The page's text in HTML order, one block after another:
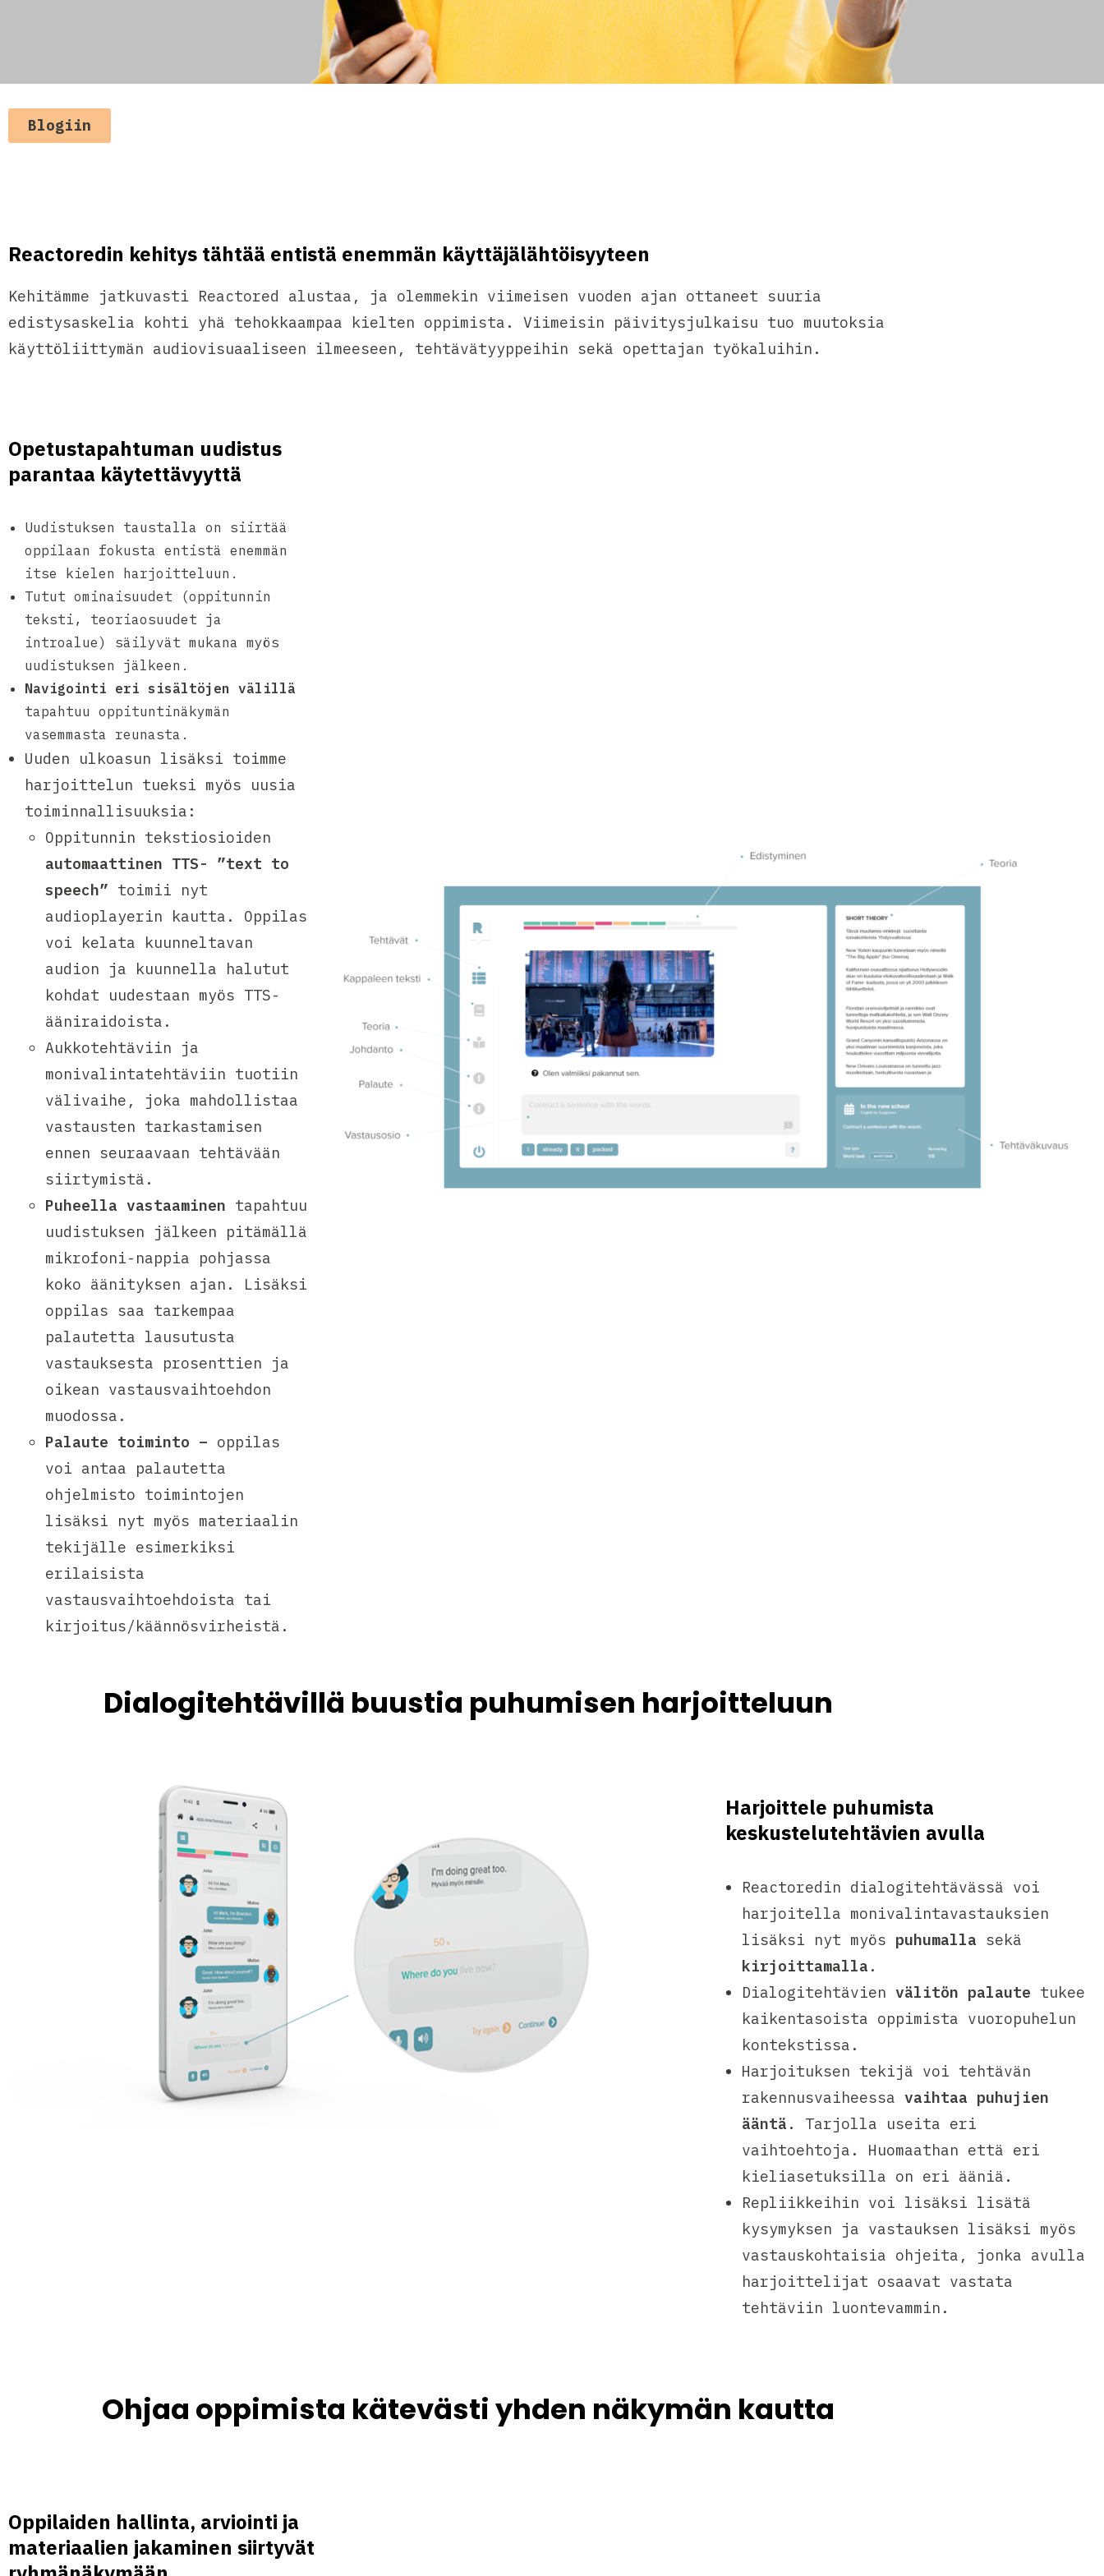
Blogiin
Reactoredin kehitys tähtää entistä enemmän käyttäjälähtöisyyteen
Kehitämme jatkuvasti Reactored alustaa, ja olemmekin viimeisen vuoden ajan ottaneet suuria
edistysaskelia kohti yhä tehokkaampaa kielten oppimista. Viimeisin päivitysjulkaisu tuo muutoksia
käyttöliittymän audiovisuaaliseen ilmeeseen, tehtävätyyppeihin sekä opettajan työkaluihin.
Opetustapahtuman uudistus
parantaa käytettävyyttä
Uudistuksen taustalla on siirtää
oppilaan fokusta entistä enemmän
itse kielen harjoitteluun.
Tutut ominaisuudet (oppitunnin
teksti, teoriaosuudet ja
introalue) säilyvät mukana myös
uudistuksen jälkeen.
Navigointi eri sisältöjen välillä
tapahtuu oppituntinäkymän
vasemmasta reunasta.
Uuden ulkoasun lisäksi toimme
harjoittelun tueksi myös uusia
toiminnallisuuksia:
Oppitunnin tekstiosioiden
automaattinen TTS- ”text to
speech” toimii nyt
audioplayerin kautta. Oppilas
voi kelata kuunneltavan
audion ja kuunnella halutut
kohdat uudestaan myös TTS-
ääniraidoista.
Aukkotehtäviin ja
monivalintatehtäviin tuotiin
välivaihe, joka mahdollistaa
vastausten tarkastamisen
ennen seuraavaan tehtävään
siirtymistä.
Puheella vastaaminen tapahtuu
uudistuksen jälkeen pitämällä
mikrofoni-nappia pohjassa
koko äänityksen ajan. Lisäksi
oppilas saa tarkempaa
palautetta lausutusta
vastauksesta prosenttien ja
oikean vastausvaihtoehdon
muodossa.
Palaute toiminto – oppilas
voi antaa palautetta
ohjelmisto toimintojen
lisäksi nyt myös materiaalin
tekijälle esimerkiksi
erilaisista
vastausvaihtoehdoista tai
kirjoitus/käännösvirheistä.
Dialogitehtävillä buustia puhumisen harjoitteluun
Harjoittele puhumista
keskustelutehtävien avulla
Reactoredin dialogitehtävässä voi
harjoitella monivalintavastauksien
lisäksi nyt myös puhumalla sekä
kirjoittamalla .
Dialogitehtävienvälitön palaute tukee
kaikentasoista oppimista vuoropuhelun
kontekstissa.
Harjoituksen tekijä voi tehtävän
rakennusvaiheessavaihtaa puhujien
ääntä . Tarjolla useita eri
vaihtoehtoja. Huomaathan että eri
kieliasetuksilla on eri ääniä.
Repliikkeihin voi lisäksi lisätä
kysymyksen ja vastauksen lisäksi myös
vastauskohtaisia ohjeita, jonka avulla
harjoittelijat osaavat vastata
tehtäviin luontevammin.
Ohjaa oppimista kätevästi yhden näkymän kautta
Oppilaiden hallinta, arviointi ja
materiaalien jakaminen siirtyvät